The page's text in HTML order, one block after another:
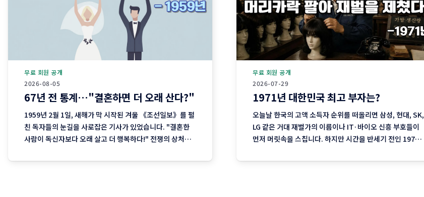
2026-08-05
무료 회원 공개
67년 전 통계…"결혼하면 더 오래 산다?"
1959년 2월 1일, 새해가 막 시작된 겨울 《조선일보》를 펼
친 독자들의 눈길을 사로잡은 기사가 있었습니다. "결혼한
사람이 독신자보다 오래 살고 더 행복하다!" 전쟁의 상처가
으로 '결혼이 오래 사는 데 도움이 된다'는 내용을 소개한 이
2026-07-29
무료 회원 공개
1971년 대한민국 최고 부자는?
오늘날 한국의 고액 소득자 순위를 떠올리면 삼성, 현대, SK,
LG 같은 거대 재벌가의 이름이나 IT·바이오 신흥 부호들이
먼저 머릿속을 스칩니다. 하지만 시간을 반세기 전인 1971
물들이 대한민국 소득 랭킹 최상단을 차지하고 있었습니다.